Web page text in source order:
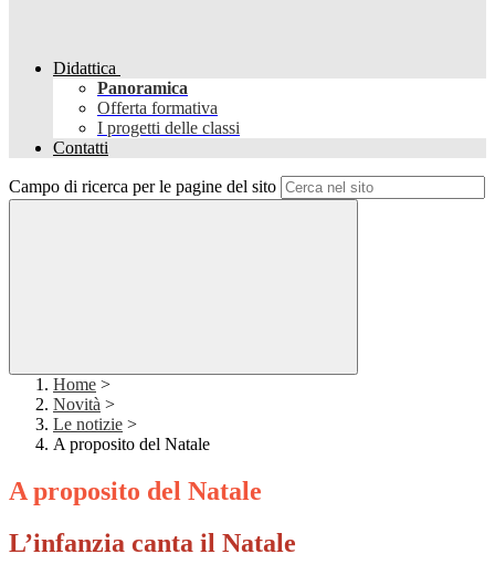
Didattica
Panoramica
Offerta formativa
I progetti delle classi
Contatti
Campo di ricerca per le pagine del sito
Home >
Novità >
Le notizie >
A proposito del Natale
A proposito del Natale
L’infanzia canta il Natale